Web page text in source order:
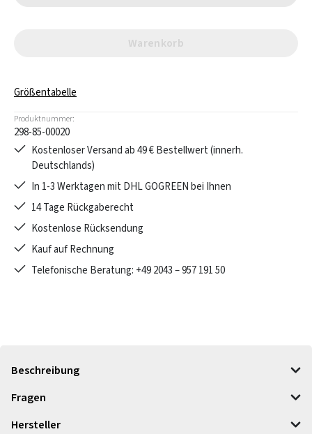
Warenkorb
Größentabelle
Produktnummer:
298-85-00020
Kostenloser Versand ab 49 € Bestellwert (innerh.
Deutschlands)
In 1-3 Werktagen mit DHL GOGREEN bei Ihnen
14 Tage Rückgaberecht
Kostenlose Rücksendung
Kauf auf Rechnung
Telefonische Beratung: +49 2043 – 957 191 50
Beschreibung
Fragen
Hersteller